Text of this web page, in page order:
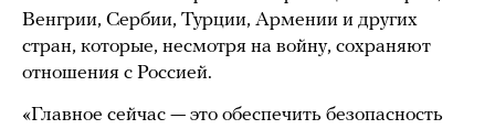
Венгрии, Сербии, Турции, Армении и других
стран, которые, несмотря на войну, сохраняют
отношения с Россией.
«Главное сейчас — это обеспечить безопасность